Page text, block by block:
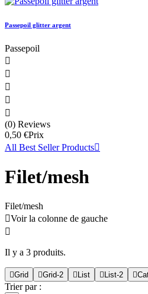
Passepoil glitter argent
Passepoil





(0) Reviews
0,50 €Prix
All Best Seller Products
Filet/mesh
Filet/mesh
Voir la colonne de gauche

Il y a 3 produits.
Grid Grid-2 List List-2 
Trier par :